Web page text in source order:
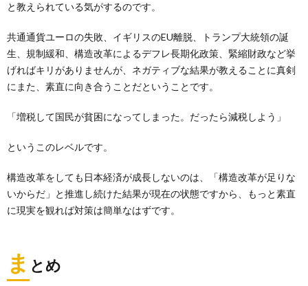
と教えられている気がするのです。
共通通貨ユーロの失敗、イギリスのEU離脱、トランプ大統領の誕
生、規制緩和、構造改革によるデフレ長期化政策、緊縮財政など挙
げればキリがありませんが、ネガティブな結果が教えることに真剣
にまた、素直に向き合うことだということです。
「増税して国民が貧困になってしまった。だったら減税しよう」
というこのレベルです。
構造改革をしても日本経済が成長しないのは、「構造改革が足りな
いからだ」と推進し続けた結果が現在の状態ですから、もっと素直
に現実を観れば対策は簡単なはずです。
ま とめ